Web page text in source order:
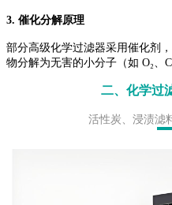
3. 催化分解原理
部分高级化学过滤器采用催化剂
物分解为无害的小分子（如 O₂、
二、化学过
活性炭、 浸渍滤